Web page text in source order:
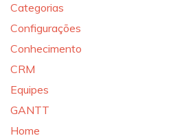
Categorias
Configurações
Conhecimento
CRM
Equipes
GANTT
Home